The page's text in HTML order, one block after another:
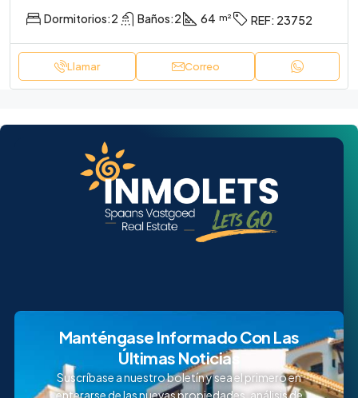
Dormitorios:2 Baños:2 64 REF: 23752
Llamar Correo
Manténgase Informado Con Las
Últimas Noticias
Suscríbase a nuestro boletín y sea el primero en
enterarse de las nuevas propiedades, análisis de